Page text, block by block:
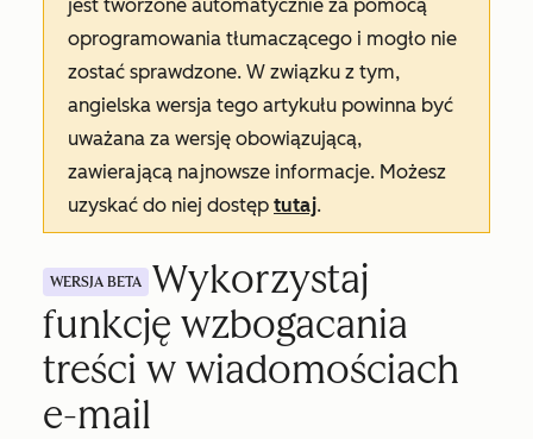
jest tworzone automatycznie za pomocą
oprogramowania tłumaczącego i mogło nie
zostać sprawdzone. W związku z tym,
angielska wersja tego artykułu powinna być
uważana za wersję obowiązującą,
zawierającą najnowsze informacje. Możesz
uzyskać do niej dostęp tutaj.
WERSJA BETA
Wykorzystaj
funkcję wzbogacania
treści w wiadomościach
e-mail